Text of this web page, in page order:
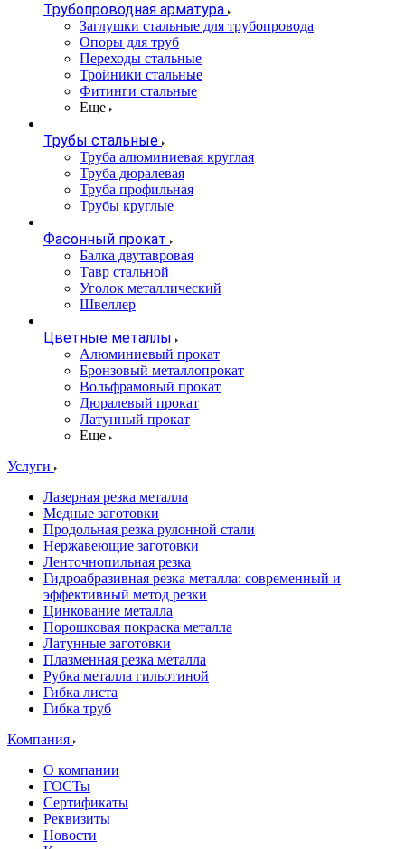
Трубопроводная арматура
Заглушки стальные для трубопровода
Опоры для труб
Переходы стальные
Тройники стальные
Фитинги стальные
Еще
Трубы стальные
Труба алюминиевая круглая
Труба дюралевая
Труба профильная
Трубы круглые
Фасонный прокат
Балка двутавровая
Тавр стальной
Уголок металлический
Швеллер
Цветные металлы
Алюминиевый прокат
Бронзовый металлопрокат
Вольфрамовый прокат
Дюралевый прокат
Латунный прокат
Еще
Услуги
Лазерная резка металла
Медные заготовки
Продольная резка рулонной стали
Нержавеющие заготовки
Ленточнопильная резка
Гидроабразивная резка металла: современный и
эффективный метод резки
Цинкование металла
Порошковая покраска металла
Латунные заготовки
Плазменная резка металла
Рубка металла гильотиной
Гибка листа
Гибка труб
Компания
О компании
ГОСТы
Сертификаты
Реквизиты
Новости